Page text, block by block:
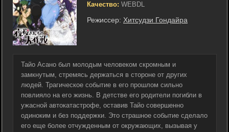
Качество: WEBDL
Режиссер: Хитсудзи Гондайра
Тайо Асано был молодым человеком скромным и
замкнутым, стремясь держаться в стороне от других
людей. Трагическое событие в его прошлом сильно
повлияло на его жизнь. В детстве его родители погибли в
ужасной автокатастрофе, оставив Тайо совершенно
одиноким и без поддержки. Это страшное событие сделало
его еще более отчужденным от окружающих, вызывая у